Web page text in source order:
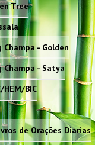
Tree
Champa - Golden
Champa - Satya
HEM/BIC
de Orações Diarias